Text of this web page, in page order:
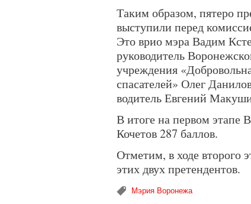
Таким образом, пятеро
выступили перед
Это врио мэра Вадим
руководитель
учреждения
спасателей» Олег
водитель Евгений
В итоге на первом этапе
Кочетов 287 баллов.
Отметим, в ходе второго
этих двух претендентов.
Мэрия Воронежа